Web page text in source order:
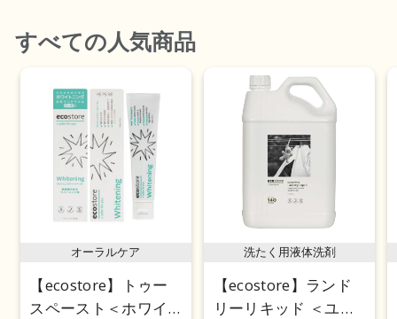
すべての人気商品
オーラルケア
【ecostore】トゥー
スペースト＜ホワイ
洗たく用液体洗剤
【ecostore】ランド
リーリキッド ＜ユー